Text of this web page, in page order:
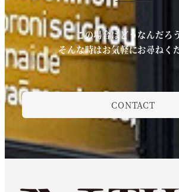
この場合はどうなんだろ
そんな時はお気軽にお尋ねく
CONTACT